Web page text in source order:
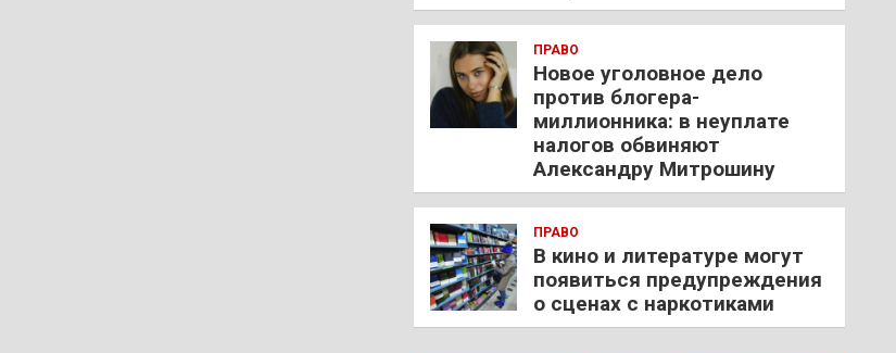
ПРАВО
Новое уголовное дело
против блогера-
миллионника: в неуплате
налогов обвиняют
Александру Митрошину
ПРАВО
В кино и литературе могут
появиться предупреждения
о сценах с наркотиками